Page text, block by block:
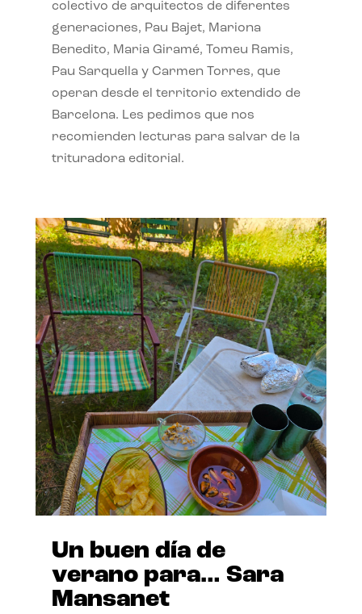
colectivo de arquitectos de diferentes
generaciones, Pau Bajet, Mariona
Benedito, Maria Giramé, Tomeu Ramis,
Pau Sarquella y Carmen Torres, que
operan desde el territorio extendido de
Barcelona. Les pedimos que nos
recomienden lecturas para salvar de la
trituradora editorial.
Un buen día de
verano para… Sara
Mansanet